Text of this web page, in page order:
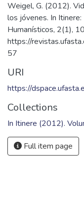
Weigel, G. (2012).
los jóvenes. In
Humanísticos, 2(1),
https://
57
URI
https://
Collections
In Itinere (2012).
Full item page